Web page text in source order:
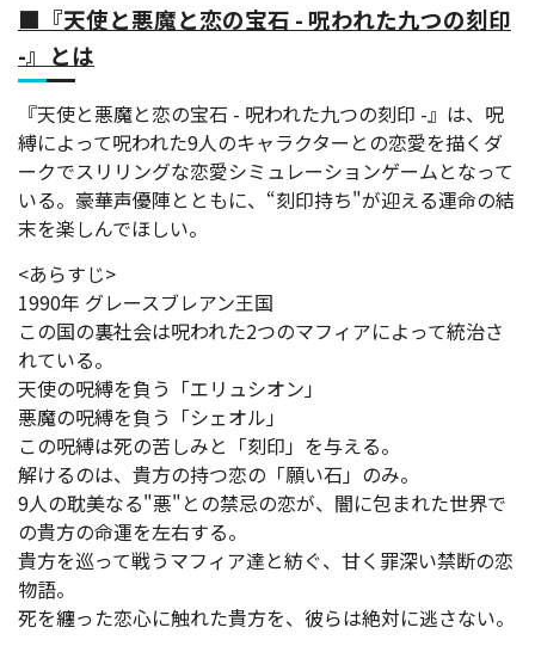
■『天使と悪魔と恋の宝石 - 呪われた九つの刻印
-』とは
『天使と悪魔と恋の宝石 - 呪われた九つの刻印 -』は、呪
縛によって呪われた9人のキャラクターとの恋愛を描くダ
ークでスリリングな恋愛シミュレーションゲームとなって
いる。豪華声優陣とともに、“刻印持ち"が迎える運命の結
末を楽しんでほしい。
<あらすじ>
1990年 グレースブレアン王国
この国の裏社会は呪われた2つのマフィアによって統治さ
れている。
天使の呪縛を負う「エリュシオン」
悪魔の呪縛を負う「シェオル」
この呪縛は死の苦しみと「刻印」を与える。
解けるのは、貴方の持つ恋の「願い石」のみ。
9人の耽美なる"悪"との禁忌の恋が、闇に包まれた世界で
の貴方の命運を左右する。
貴方を巡って戦うマフィア達と紡ぐ、甘く罪深い禁断の恋
物語。
死を纏った恋心に触れた貴方を、彼らは絶対に逃さない。